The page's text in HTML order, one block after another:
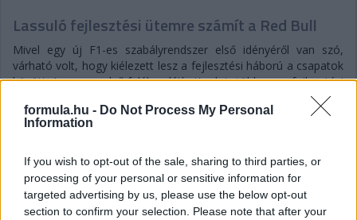
formula.hu - Do Not Process My Personal
Information
If you wish to opt-out of the sale, sharing to third parties, or
processing of your personal or sensitive information for
targeted advertising by us, please use the below opt-out
section to confirm your selection. Please note that after your
Lassuló fejlesztési ütemre számít a Red Bull
Mivel egy új F1-es szabályrendszer első idényéről van szó,
várható volt, hogy kiélezett lesz a fejlesztési háború a csapatok
között. A szezon első felében láthattunk is több nagy fejlesztési
csomagot az istállók többségénél, ezek pedig rendszerint
valóban előrelépést is jelentettek (talán a Haas és a Williams
jelentik a kivételt). A Red Bullnál is működött például a
Mekies csapatfőnök szerint az évad hátralévő részében már
lassulni fog a fejlesztési ütemük, részben azért, mert a
költségeket meg kell osztani a 2027-es autó munkálatai között